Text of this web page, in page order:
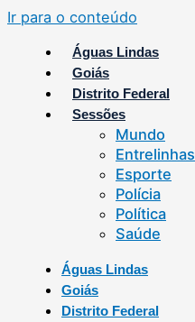
Ir para o conteúdo
Águas Lindas
Goiás
Distrito Federal
Sessões
Mundo
Entrelinhas
Esporte
Polícia
Política
Saúde
Águas Lindas
Goiás
Distrito Federal